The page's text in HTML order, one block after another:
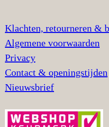
Klachten, retourneren &
Algemene voorwaarden
Privacy
Contact & openingstijden
Nieuwsbrief